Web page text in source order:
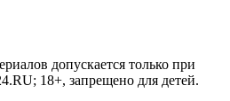
допускается только при
18+, запрещено для детей.